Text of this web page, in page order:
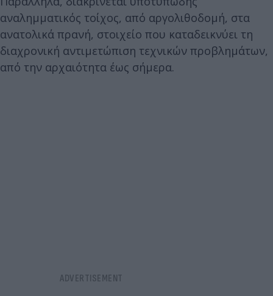
αναλημματικός τοίχος, από αργολιθοδομή, στα
ανατολικά πρανή, στοιχείο που καταδεικνύει τη
διαχρονική αντιμετώπιση τεχνικών προβλημάτων,
από την αρχαιότητα έως σήμερα.